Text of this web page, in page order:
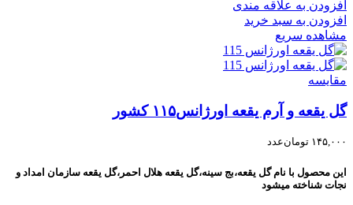
افزودن به علاقه مندی
افزودن به سبد خرید
مشاهده سریع
مقایسه
گل یقعه و آرم یقعه اورژانس۱۱۵ کشور
۱۴۵,۰۰۰ تومانعدد
اين محصول با نام گل يقعه،بج سينه،گل یقعه هلال احمر،گل یقعه سازمان امداد و
نجات شناخته ميشود